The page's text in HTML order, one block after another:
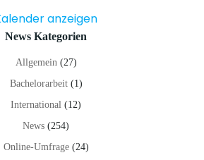
anzeigen
News Kategorien
Allgemein (27)
Bachelorarbeit(1)
International (12)
News (254)
Online-Umfrage(24)